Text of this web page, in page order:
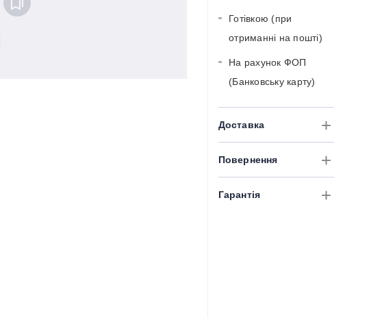
Готівкою (при
отриманні на пошті)
На рахунок ФОП
(Банковську карту)
Доставка
Повернення
Гарантія